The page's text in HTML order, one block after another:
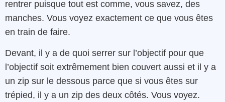
rentrer puisque tout est comme, vous savez, des
manches. Vous voyez exactement ce que vous êtes
en train de faire.
Devant, il y a de quoi serrer sur l’objectif pour que
l’objectif soit extrêmement bien couvert aussi et il y a
un zip sur le dessous parce que si vous êtes sur
trépied, il y a un zip des deux côtés. Vous voyez.